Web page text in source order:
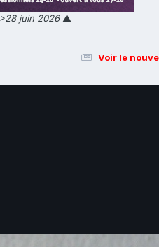
juin 2026▲
Voir le